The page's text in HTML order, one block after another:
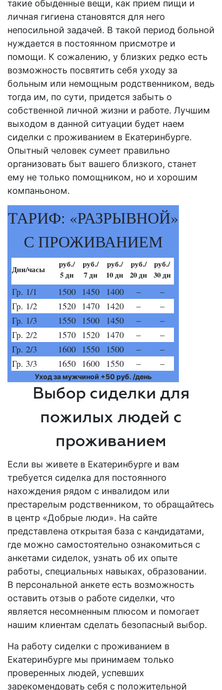
такие обыденные вещи, как прием пищи и
личная гигиена становятся для него
непосильной задачей. В такой период больной
нуждается в постоянном присмотре и
помощи. К сожалению, у близких редко есть
возможность посвятить себя уходу за
больным или немощным родственником, ведь
тогда им, по сути, придется забыть о
собственной личной жизни и работе. Лучшим
выходом в данной ситуации будет наем
сиделки с проживанием в Екатеринбурге.
Опытный человек сумеет правильно
организовать быт вашего близкого, станет
ему не только помощником, но и хорошим
компаньоном.
ТАРИФ: «РАЗРЫВНОЙ»
С ПРОЖИВАНИЕМ
Дни/часы
руб./
5 дн
руб./
7 дн
руб./
10 дн
руб./
20 дн
руб./
30 дн
Гр. 1/1 1500 1450 1400 –
–
Гр. 1/2
1520 1470 1420 –
–
Гр. 1/3
1550 1500 1450 –
–
Гр. 2/2
1570 1520 1470 –
–
Гр. 2/3
1600 1550 1500 –
–
Гр. 3/3
1650 1600 1550 – –
Уход за мужчиной +50 руб. /день
Выбор сиделки для
пожилых людей с
проживанием
Если вы живете в Екатеринбурге и вам
требуется сиделка для постоянного
нахождения рядом с инвалидом или
престарелым родственником, то обращайтесь
в центр «Добрые люди». На сайте
представлена открытая база с кандидатами,
где можно самостоятельно ознакомиться с
анкетами сиделок, узнать об их опыте
работы, специальных навыках, образовании.
В персональной анкете есть возможность
оставить отзыв о работе сиделки, что
является несомненным плюсом и помогает
нашим клиентам сделать безопасный выбор.
На работу сиделки с проживанием в
Екатеринбурге мы принимаем только
проверенных людей, успевших
зарекомендовать себя с положительной